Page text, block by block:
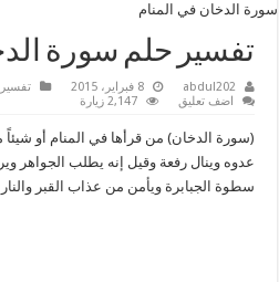
سورة الدخان في المنام
تفسير حلم سورة
abdul202 8 فبراير، 2015
اضف تعليق
2,147 زيارة
(سورة الدخان) من قرأها في المنام أو شيئاً
عدوه وينال رفعة وقيل إنه يطلب الجواهر
سطوة الجبابرة ويأمن من عذاب القبر